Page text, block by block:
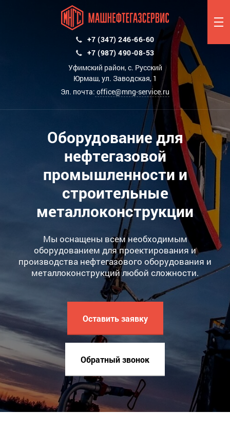
+7 (347) 246-66-60
+7 (987) 490-08-53
Уфимский район, с. Русский
Юрмаш, ул. Заводская, 1
Эл. почта: office@mng-service.ru
Оборудование для
нефтегазовой
промышленности и
строительные
металлоконструкции
Мы оснащены всем необходимым
оборудованием для проектирования и
производства нефтегазового оборудования и
металлоконструкций любой сложности.
Оставить заявку
Обратный звонок